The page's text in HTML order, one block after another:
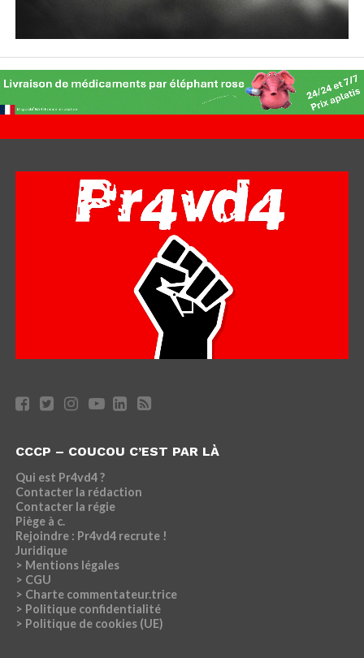
CCCP – COUCOU C’EST PAR LÀ
Qui est Pr4vd4 ?
Contacter la rédaction
Contacter la régie
Piège à c.
Rejoindre : Pr4vd4 recrute !
Juridique
> Mentions légales
> CGU
> Charte commentateur.trice
> Politique confidentialité
> Politique de cookies (UE)